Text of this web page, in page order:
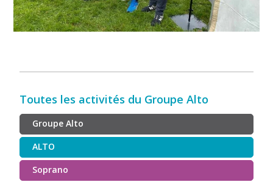
Toutes les activités du Groupe Alto
Groupe Alto
ALTO
Soprano